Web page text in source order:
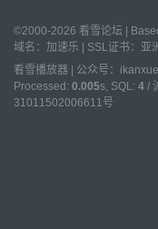
©2000-2026 看雪论坛 |
域名： 加速乐 | SSL证书： 亚
看雪播放器
公众号：ikanxue
Processed: 0.005s, SQL: 4 /
31011502006611号